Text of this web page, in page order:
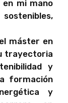
mi mano
máster en
trayectoria
y
formación
y